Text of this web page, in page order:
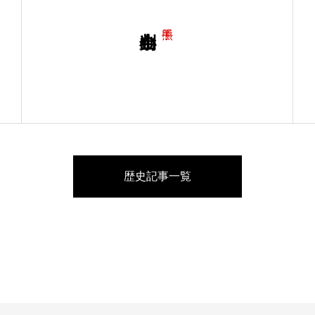
歴史記事一覧